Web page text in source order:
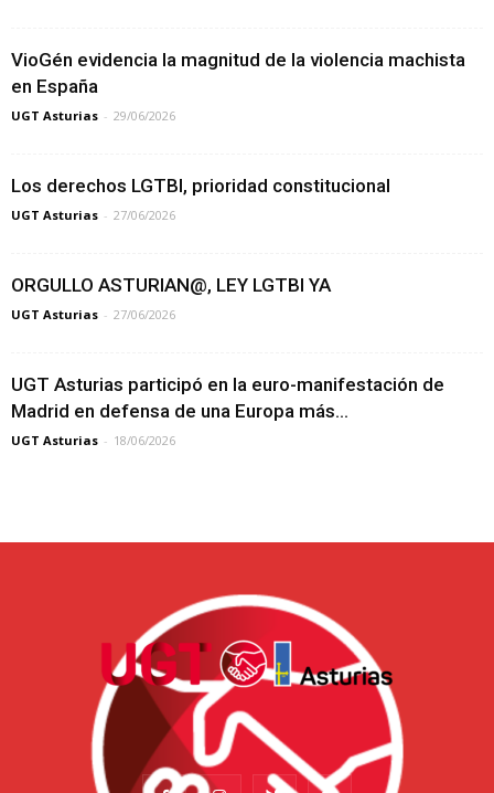
VioGén evidencia la magnitud de la violencia machista
en España
UGT Asturias - 29/06/2026
Los derechos LGTBI, prioridad constitucional
UGT Asturias - 27/06/2026
ORGULLO ASTURIAN@, LEY LGTBI YA
UGT Asturias - 27/06/2026
UGT Asturias participó en la euro-manifestación de
Madrid en defensa de una Europa más...
UGT Asturias - 18/06/2026